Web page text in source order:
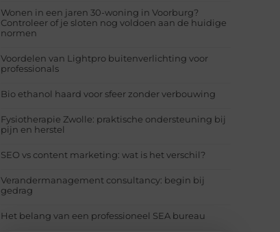
Wonen in een jaren 30-woning in Voorburg?
Controleer of je sloten nog voldoen aan de huidige
normen
Voordelen van Lightpro buitenverlichting voor
professionals
Bio ethanol haard voor sfeer zonder verbouwing
Fysiotherapie Zwolle: praktische ondersteuning bij
pijn en herstel
SEO vs content marketing: wat is het verschil?
Verandermanagement consultancy: begin bij
gedrag
Het belang van een professioneel SEA bureau